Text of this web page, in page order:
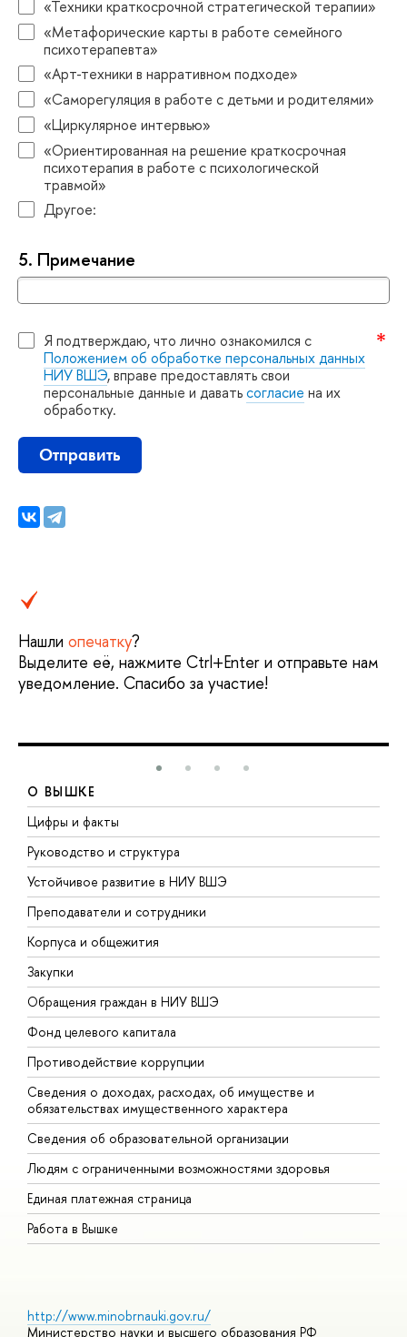
«Техники краткосрочной стратегической терапии»
«Метафорические карты в работе семейного
психотерапевта»
«Арт-техники в нарративном подходе»
«Саморегуляция в работе с детьми и родителями»
«Циркулярное интервью»
«Ориентированная на решение краткосрочная
психотерапия в работе с психологической
травмой»
Другое:
5. Примечание
Я подтверждаю, что лично ознакомился с
Положением об обработке персональных данных
НИУ ВШЭ, вправе предоставлять свои
персональные данные и даватьсогласие на их
обработку.
Отправить
Нашли опечатку?
ыделите её, нажмите Ctrl+Enter и отправьте нам
уведомление. Спасибо за участие!
О ВЫШКЕ
Цифры и факты
Руководство и структура
Устойчивое развитие в НИУ ВШЭ
Преподаватели и сотрудники
Корпуса и общежития
Закупки
Обращения граждан в НИУ ВШЭ
Фонд целевого капитала
Противодействие коррупции
Сведения о доходах, расходах, об имуществе и
обязательствах имущественного характера
Сведения об образовательной организации
Людям с ограниченными возможностями здоровья
Единая платежная страница
Работа в Вышке
http://www.minobrnauki.gov.ru/
Министерство науки и высшего образования РФ